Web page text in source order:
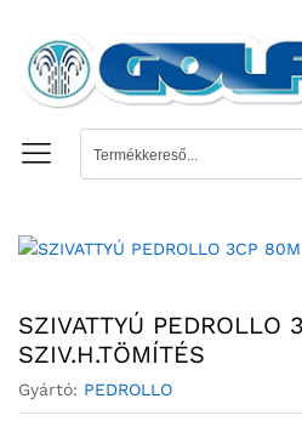
SZIVATTYÚ PEDROLLO
SZIV.H.TÖMÍTÉS
Gyártó: PEDROLLO